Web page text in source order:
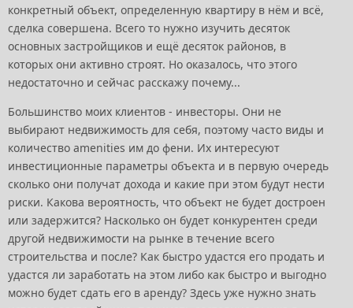
конкретный объект, определенную квартиру в нём и всё,
сделка совершена. Всего то нужно изучить десяток
основных застройщиков и ещё десяток районов, в
которых они активно строят. Но оказалось, что этого
недостаточно и сейчас расскажу почему...
Большинство моих клиентов - инвесторы. Они не
выбирают недвижимость для себя, поэтому часто виды и
количество amenities им до фени. Их интересуют
инвестиционные параметры объекта и в первую очередь
сколько они получат дохода и какие при этом будут нести
риски. Какова вероятность, что объект не будет достроен
или задержится? Насколько он будет конкурентен среди
другой недвижимости на рынке в течение всего
строительства и после? Как быстро удастся его продать и
удастся ли заработать на этом либо как быстро и выгодно
можно будет сдать его в аренду? Здесь уже нужно знать